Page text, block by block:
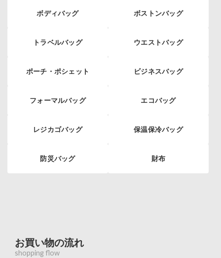
ボディバッグ ボストンバッグ
トラベルバッグ ウエストバッグ
ポーチ・ポシェット ビジネスバッグ
フォーマルバッグ エコバッグ
レジカゴバッグ 保温保冷バッグ
防災バッグ 財布
お買い物の流れ
shopping flow